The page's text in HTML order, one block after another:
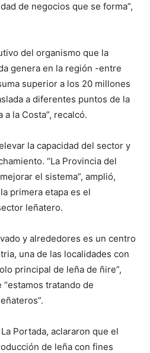
de negocios que se forma”,
del organismo que la
genera en la región -entre
superior a los 20 millones
a diferentes puntos de la
la Costa”, recalcó.
la capacidad del sector y
“La Provincia del
el sistema”, amplió,
primera etapa es el
leñatero.
y alrededores es un centro
una de las localidades con
principal de leña de ñire”,
tratando de
Portada, aclararon que el
de leña con fines